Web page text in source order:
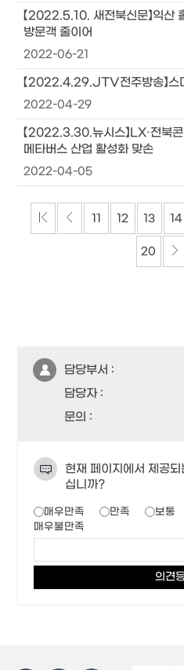
【2022.5.10. 새전북신문】익산
방문객 줄이어
2022-06-21
【2022.4.29.JTV전주방송】스
2022-04-29
【2022.3.30.뉴시스】LX·전북
메타버스 산업 활성화 맞손
2022-04-05
11 12 13 14
20
담당부서 :
담당자 :
문의 :
현재 페이지에서 제공
십니까?
매우만족 만족 보통
매우불만족